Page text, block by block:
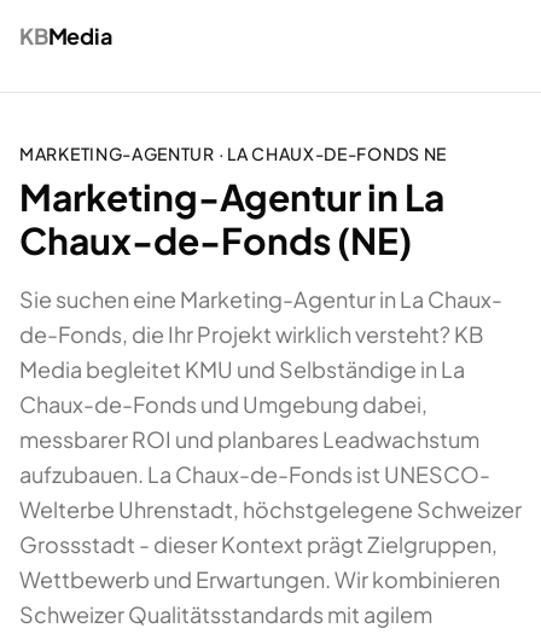
KBMedia
MARKETING-AGENTUR · LA CHAUX-DE-FONDS NE
Marketing-Agentur in La
Chaux-de-Fonds (NE)
Sie suchen eine Marketing-Agentur in La Chaux-
de-Fonds, die Ihr Projekt wirklich versteht? KB
Media begleitet KMU und Selbständige in La
Chaux-de-Fonds und Umgebung dabei,
messbarer ROI und planbares Leadwachstum
aufzubauen. La Chaux-de-Fonds ist UNESCO-
Welterbe Uhrenstadt, höchstgelegene Schweizer
Grossstadt - dieser Kontext prägt Zielgruppen,
Wettbewerb und Erwartungen. Wir kombinieren
Schweizer Qualitätsstandards mit agilem